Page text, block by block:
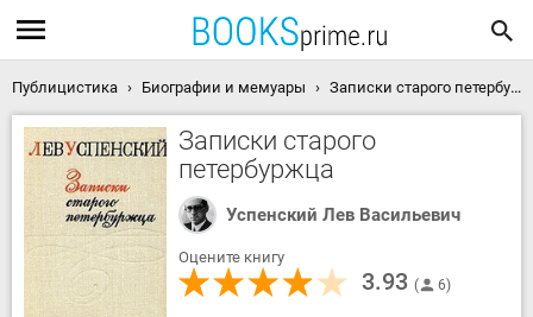
Публицистика Биографии и мемуары Записки старого петербуржца скачать книгу
Записки старого
петербуржца
Успенский Лев Васильевич
Оцените книгу
3.93 6